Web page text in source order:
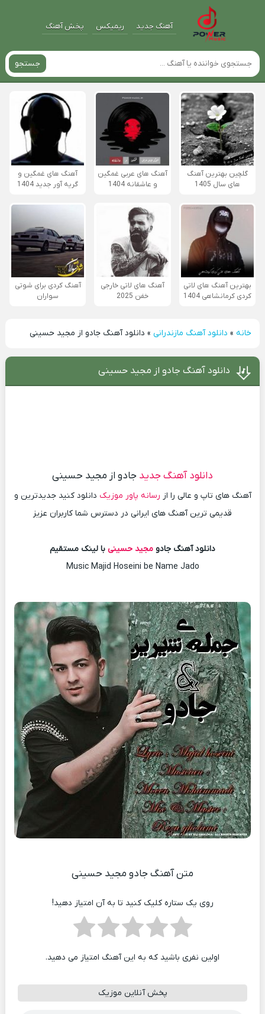
آهنگ جدید ریمیکس پخش آهنگ
جستجو
گلچین بهترین آهنگ
های سال 1405
آهنگ های عربی غمگین
و عاشقانه 1404
آهنگ های غمگین و
گریه آور جدید 1404
بهترین آهنگ های لاتی
کردی کرمانشاهی 1404
آهنگ های لاتی خارجی
خفن 2025
آهنگ کردی برای شوتی
سواران
خانه» دانلود آهنگ مازندرانی» دانلود آهنگ جادو از مجید حسینی
دانلود آهنگ جادو از مجید حسینی
دانلود آهنگ جدید جادو از مجید حسینی
آهنگ های تاپ و عالی را از رسانه پاور موزیک دانلود کنید جدیدترین و
قدیمی ترین آهنگ های ایرانی در دسترس شما کاربران عزیز
دانلود آهنگ جادو مجید حسینی با لینک مستقیم
Music Majid Hoseini be Name Jado
متن آهنگ جادو مجید حسینی
روی یک ستاره کلیک کنید تا به آن امتیاز دهید!
اولین نفری باشید که به این آهنگ امتیاز می دهید.
پخش آنلاین موزیک